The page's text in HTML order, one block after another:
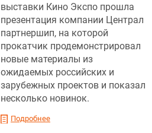
выставки Кино Экспо прошла
презентация компании Централ
партнершип, на которой
прокатчик продемонстрировал
новые материалы из
ожидаемых российских и
зарубежных проектов и показал
несколько новинок.
Подробнее